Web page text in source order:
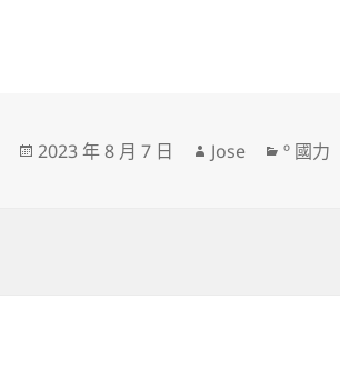
發
2023 年 8 月 7 日
作
Jose
分
º 國力